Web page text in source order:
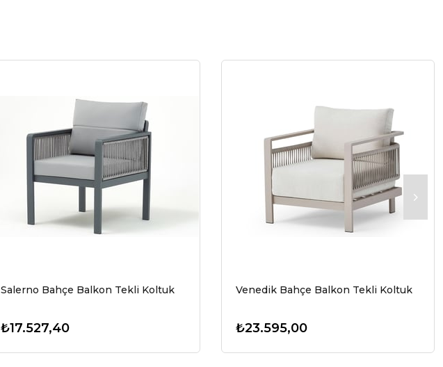
Salerno Bahçe Balkon Tekli Koltuk
₺17.527,40
Venedik Bahçe Balkon Tekli Koltuk
₺23.595,00